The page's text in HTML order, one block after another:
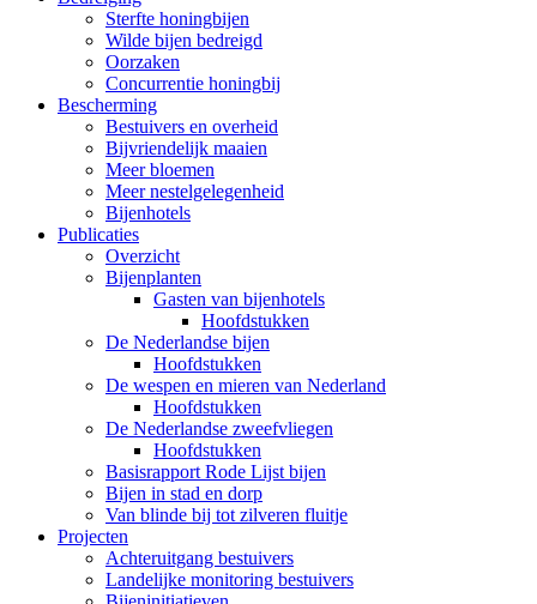
Sterfte honingbijen
Wilde bijen bedreigd
Oorzaken
Concurrentie honingbij
Bescherming
Bestuivers en overheid
Bijvriendelijk maaien
Meer bloemen
Meer nestelgelegenheid
Bijenhotels
Publicaties
Overzicht
Bijenplanten
Gasten van bijenhotels
Hoofdstukken
De Nederlandse bijen
Hoofdstukken
De wespen en mieren van Nederland
Hoofdstukken
De Nederlandse zweefvliegen
Hoofdstukken
Basisrapport Rode Lijst bijen
Bijen in stad en dorp
Van blinde bij tot zilveren fluitje
Projecten
Achteruitgang bestuivers
Landelijke monitoring bestuivers